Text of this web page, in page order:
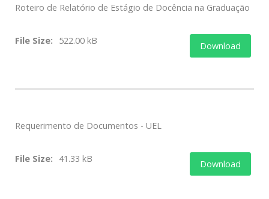
Roteiro de Relatório de Estágio de Docência na Graduação
File Size: 522.00 kB Download
Requerimento de Documentos - UEL
File Size: 41.33 kB Download